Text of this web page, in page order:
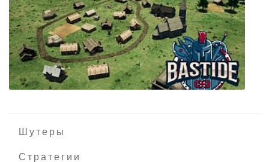
Parcel Panic
Шутеры
Стратегии